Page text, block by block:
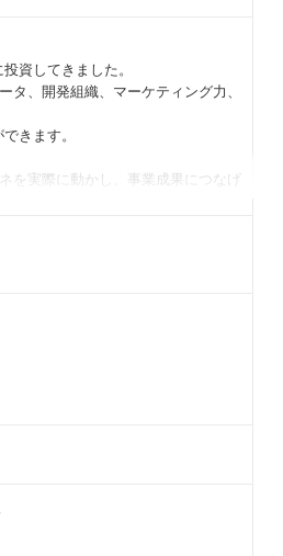
資してきました。
、開発組織、マーケティング力、
きます。
を実際に動かし、事業成果につなげ
存事業の再構築など、異なる事業
によって柔軟に形成できると整理
を持って施策を実行できます。
力などの成果に責任を持つポジシ